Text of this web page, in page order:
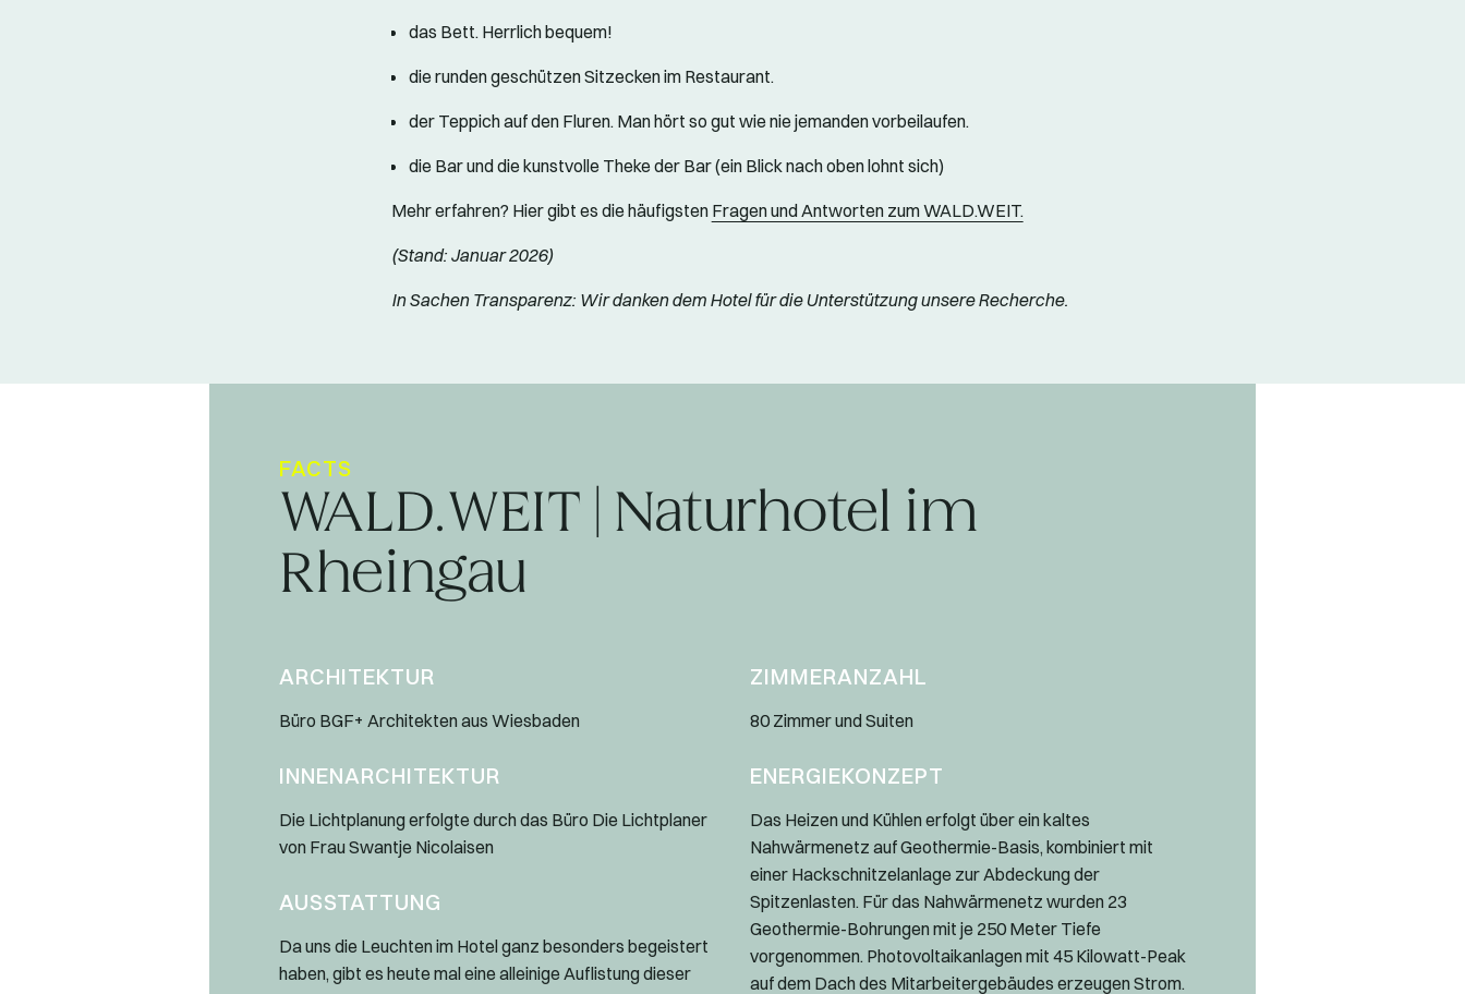
das Bett. Herrlich bequem!
die runden geschützen Sitzecken im Restaurant.
der Teppich auf den Fluren. Man hört so gut wie nie jemanden vorbeilaufen.
die Bar und die kunstvolle Theke der Bar (ein Blick nach oben lohnt sich)
Mehr erfahren? Hier gibt es die häufigsten Fragen und Antworten zum WALD.WEIT.
(Stand: Januar 2026)
In Sachen Transparenz: Wir danken dem Hotel für die Unterstützung unsere Recherche.
FACTS
WALD.WEIT | Naturhotel im
Rheingau
ARCHITEKTUR
Büro BGF+ Architekten aus Wiesbaden
INNENARCHITEKTUR
Die Lichtplanung erfolgte durch das Büro Die Lichtplaner
von Frau Swantje Nicolaisen
AUSSTATTUNG
Da uns die Leuchten im Hotel ganz besonders begeistert
haben, gibt es heute mal eine alleinige Auflistung dieser
ZIMMERANZAHL
80 Zimmer und Suiten
ENERGIEKONZEPT
Das Heizen und Kühlen erfolgt über ein kaltes
Nahwärmenetz auf Geothermie-Basis, kombiniert mit
einer Hackschnitzelanlage zur Abdeckung der
Spitzenlasten. Für das Nahwärmenetz wurden 23
Geothermie-Bohrungen mit je 250 Meter Tiefe
vorgenommen. Photovoltaikanlagen mit 45 Kilowatt-Peak
auf dem Dach des Mitarbeitergebäudes erzeugen Strom.